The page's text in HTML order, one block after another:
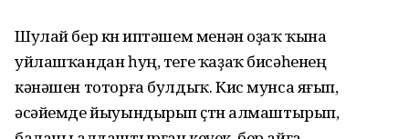
Шулай бер көн иптәшем менән оҙаҡ ҡына
уйлашҡандан һуң, теге ҡаҙаҡ бисәһенең
кәнәшен тоторға булдыҡ. Кис мунса яғып,
әсәйемде йыуындырып өҫтөн алмаштырып,